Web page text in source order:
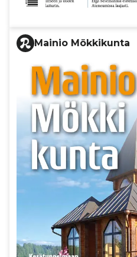
Mainio Mökkikunta